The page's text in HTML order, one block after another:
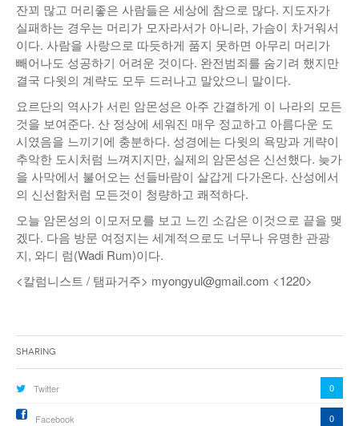
잔꾀 많고 머리좋은 사람들은 세상에 참으로 많다. 지도자가
실패하는 경우는 머리가 모자라서가 아니라, 가슴이 차거워서
이다. 사람을 사랑으로 따듯하게 품지 못하면 아무리 머리가
빼어나도 성공하기 어려운 것이다. 완전범죄를 숨기려 했지만
결국 다윗의 계략도 모두 드러나고 말았으니 말이다.
요르단의 역사가 서린 암몬성은 아주 간결하게 이 나라의 모든
것을 보여준다. 산 정상에 세워진 매우 정교하고 아름다운 도
시였음을 느끼기에 충분하다. 성경에는 다윗의 욕망과 게략이
추악한 도시처럼 느껴지지만, 실제의 암몬성은 신선했다. 늦가
을 사막에서 불어오는 선들바람이 살갑게 다가온다. 산성에서
의 신선함처럼 모든것이 청량하고 쾌적하다.
오늘 암몬성의 이모저모를 보고 느낀 소감은 이것으로 끝을 맺
겠다. 다음 방문 여정지는 세계적으로도 너무나 유명한 관광
지, 와디 럼(Wadi Rum)이다.
<칼럼니스트 / 탬파거주> myongyul@gmail.com <1220>
Sharing
Twitter 0
Facebook 0